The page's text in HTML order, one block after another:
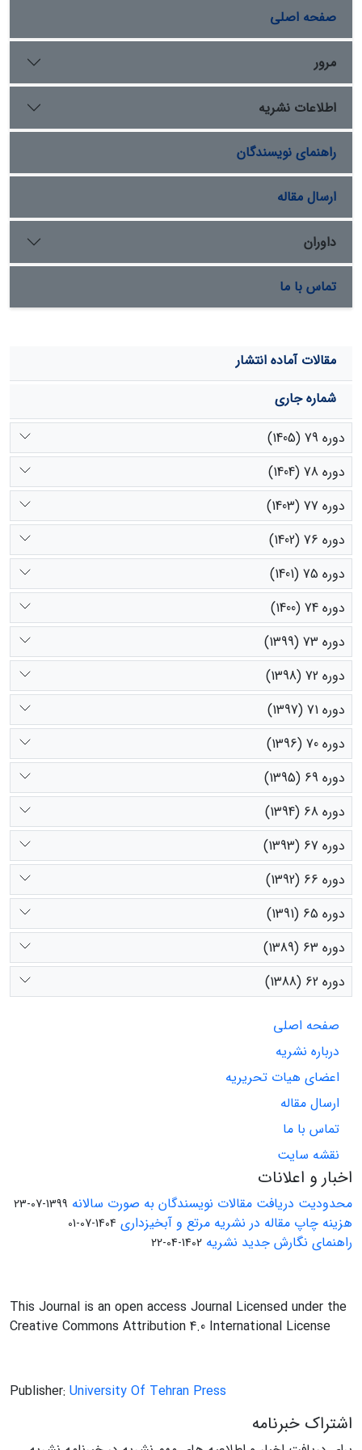
نتایج هر کدام. سپس، بخشی از نقشة ژئوپدولوژیکی، که
دارای همپوشانی با نقشة تهیه‌شده به روش معمول بود، با این
نقشه مقایسه شد. نتایج به ترتیب صحت کلی 5
90، و
5/ 98 درصد را در سطح فامیل‌ـ زیرگروه و گروه بزرگ‌ـ زیر رده،
و ردة خاک برای روش ژئوپدولوژی نشان داد.
صفحه اصلی
مرور
اطلاعات نشریه
راهنمای نویسندگان
ارسال مقاله
داوران
تماس با ما
مقالات آماده انتشار
شماره جاری
دوره 79 (1405)
دوره 78 (1404)
دوره 77 (1403)
دوره 76 (1402)
دوره 75 (1401)
دوره 74 (1400)
دوره 73 (1399)
دوره 72 (1398)
دوره 71 (1397)
دوره 70 (1396)
دوره 69 (1395)
دوره 68 (1394)
دوره 67 (1393)
دوره 66 (1392)
دوره 65 (1391)
دوره 63 (1389)
دوره 62 (1388)
صفحه اصلی
درباره نشریه
اعضای هیات تحریریه
ارسال مقاله
تماس با ما
نقشه سایت
اخبار و اعلانات
محدودیت دریافت مقالات نویسندگان به صورت سالانه 1399-07-23
هزینه چاپ مقاله در نشریه مرتع و آبخیزداری 1404-07-01
راهنمای نگارش جدید نشریه 1402-04-22
This Journal is an open access Journal Licensed under the
Creative Commons Attribution 4.0 International License
Publisher: University Of Tehran Press
اشتراک خبرنامه